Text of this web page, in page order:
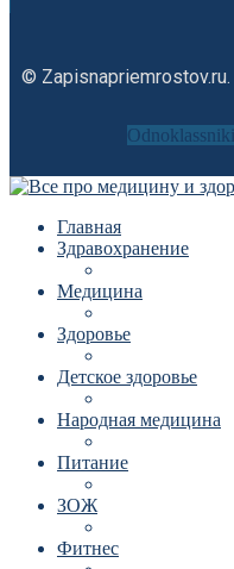
©
Odnoklassniki
Главная
Здравохранение
Медицина
Здоровье
Детское здоровье
Народная медицина
Питание
ЗОЖ
Фитнес